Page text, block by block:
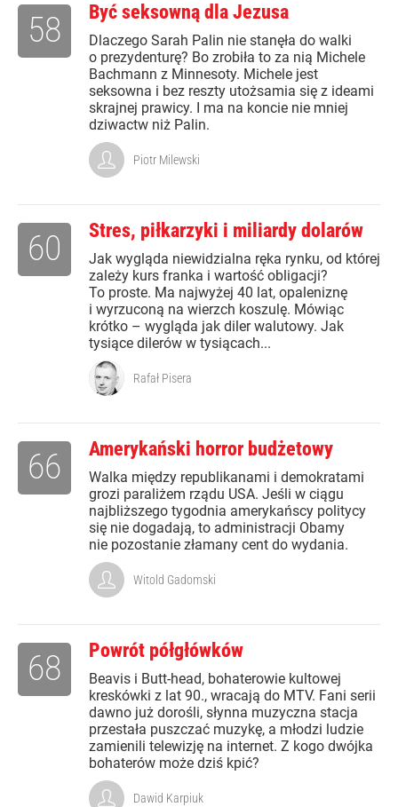
Być seksowną dla Jezusa
Dlaczego Sarah Palin nie stanęła do walki
o prezydenturę? Bo zrobiła to za nią Michele
Bachmann z Minnesoty. Michele jest
seksowna i bez reszty utożsamia się z ideami
skrajnej prawicy. I ma na koncie nie mniej
dziwactw niż Palin.
58
Piotr Milewski
Stres, piłkarzyki i miliardy dolarów
Jak wygląda niewidzialna ręka rynku, od której
zależy kurs franka i wartość obligacji?
To proste. Ma najwyżej 40 lat, opaleniznę
i wyrzuconą na wierzch koszulę. Mówiąc
krótko – wygląda jak diler walutowy. Jak
tysiące dilerów w tysiącach...
60
Rafał Pisera
Amerykański horror budżetowy
Walka między republikanami i demokratami
grozi paraliżem rządu USA. Jeśli w ciągu
najbliższego tygodnia amerykańscy politycy
się nie dogadają, to administracji Obamy
nie pozostanie złamany cent do wydania.
66
Witold Gadomski
Powrót półgłówków
Beavis i Butt-head, bohaterowie kultowej
kreskówki z lat 90., wracają do MTV. Fani serii
dawno już dorośli, słynna muzyczna stacja
przestała puszczać muzykę, a młodzi ludzie
zamienili telewizję na internet. Z kogo dwójka
bohaterów może dziś kpić?
68
Dawid Karpiuk